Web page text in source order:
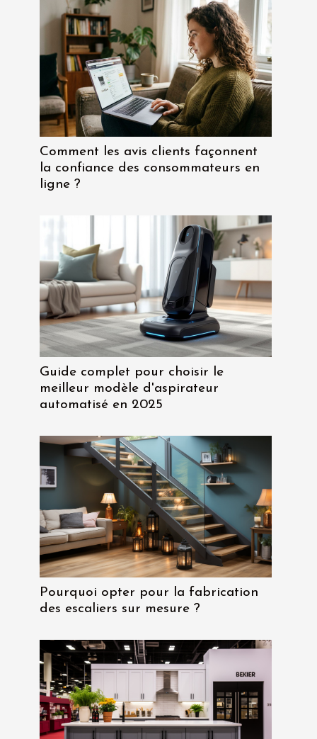
Comment les avis clients façonnent
la confiance des consommateurs en
ligne ?
Guide complet pour choisir le
meilleur modèle d'aspirateur
automatisé en 2025
Pourquoi opter pour la fabrication
des escaliers sur mesure ?